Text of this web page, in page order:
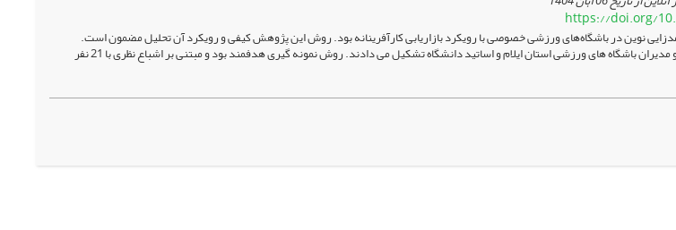
https://doi.org/
نوین در باشگاه‌های ورزشی خصوصی با رویکرد بازاریابی کارآفرینانه بود. روش این پژوهش کیفی و رویکرد آن تحلیل مضمون است.
مشارکت کنندگان این پژوهش را مالکان و مدیران باشگاه های ورزشی استان ایلام و اساتید دانشگاه تشکیل می دادند. روش نمونه گیری هدفمند بود و مبتنی بر اشباع نظری با 21 نفر